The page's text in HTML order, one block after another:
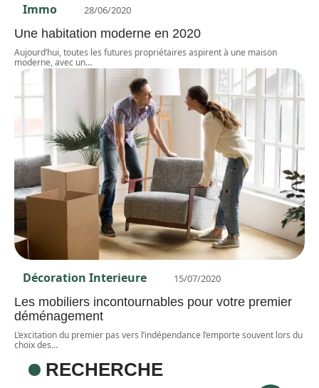
Immo 28/06/2020
Une habitation moderne en 2020
Aujourd’hui, toutes les futures propriétaires aspirent à une maison
moderne, avec un…
Décoration Interieure 15/07/2020
Les mobiliers incontournables pour votre premier
déménagement
L’excitation du premier pas vers l’indépendance l’emporte souvent lors du
choix des…
RECHERCHE